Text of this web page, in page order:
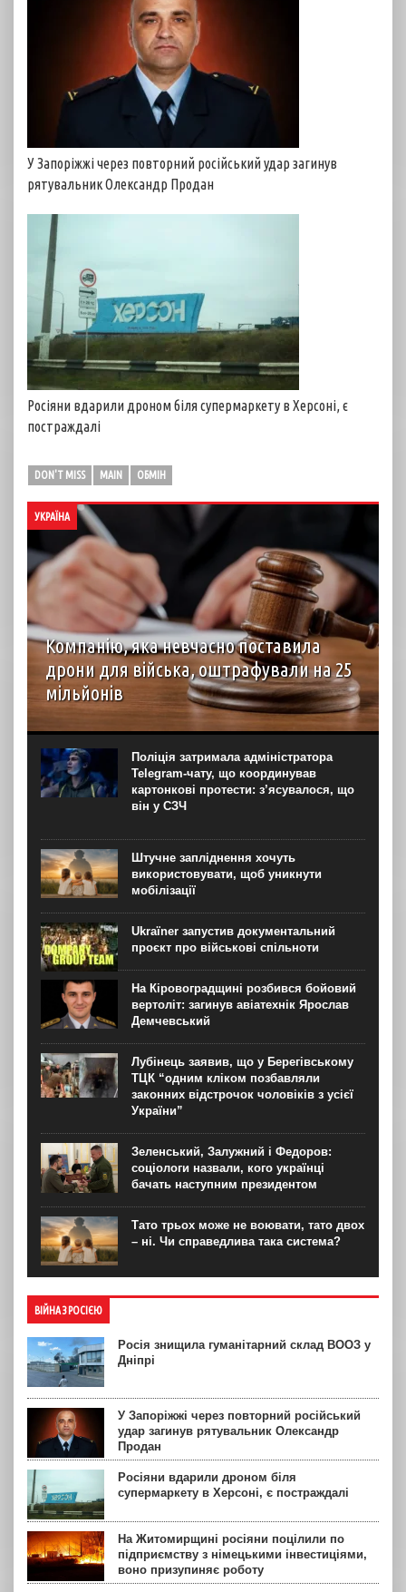
У Запоріжжі через повторний російський удар загинув
рятувальник Олександр Продан
Росіяни вдарили дроном біля супермаркету в Херсоні, є
постраждалі
DON'T MISS MAIN ОБМІН
УКРАЇНА
Компанію, яка невчасно поставила
дрони для війська, оштрафували на 25
мільйонів
Господарський суд Рівненської області вирішив стягнути
з ТОВ “Домпромбуд” на користь ДП Міністерства
оборони “Агенція оборонних закупівель” 24,88 млн грн за
невчасно поставлені дрони. Про це свідчить рішення
суду...
Поліція затримала адміністратора
Telegram-чату, що координував
картонкові протести: з’ясувалося, що
він у СЗЧ
Штучне запліднення хочуть
використовувати, щоб уникнути
мобілізації
Ukraїner запустив документальний
проєкт про військові спільноти
На Кіровоградщині розбився бойовий
вертоліт: загинув авіатехнік Ярослав
Демчевський
Лубінець заявив, що у Берегівському
ТЦК “одним кліком позбавляли
законних відстрочок чоловіків з усієї
України”
Зеленський, Залужний і Федоров:
соціологи назвали, кого українці
бачать наступним президентом
Тато трьох може не воювати, тато двох
– ні. Чи справедлива така система?
ВІЙНА З РОСІЄЮ
Росія знищила гуманітарний склад ВООЗ у
Дніпрі
У Запоріжжі через повторний російський
удар загинув рятувальник Олександр
Продан
Росіяни вдарили дроном біля
супермаркету в Херсоні, є постраждалі
На Житомирщині росіяни поцілили по
підприємству з німецькими інвестиціями,
воно призупиняє роботу